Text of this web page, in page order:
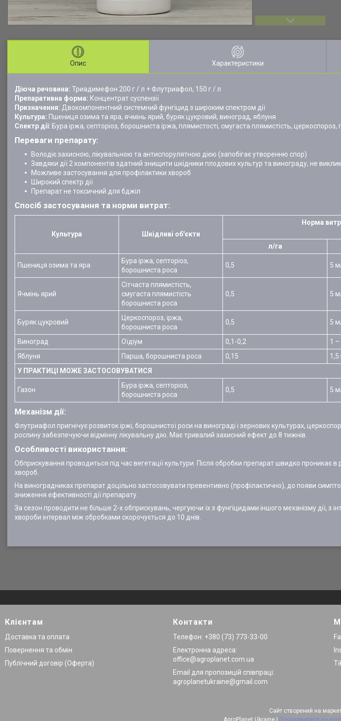
Опис Характеристики
Діюча речовина: Триадимефон 200 г / л + Флутриафол, 150 г / л
Препаративна форма: Концентрат суспензії
Призначення: Двокомпонентний системний фунгіцид з широким спектром дії
Культура: Пшениця озима та яра, ячмінь ярий, буряк цукровий, виноград, яблуня
Спектр дії: Бура іржа, септоріоз, борошниста іржа, плямистості, смугаста плямистість,
Переваги препарату:
Володіє захисною, лікувальною та антиспорулятною дією (запобігає утворенню спор)
Завдяки дії 2 компонентів здатний знищити шкідники плодових культур та винограду, не
Можливе застосування для профілактики хвороб
Широкий спектр дії
Препарат не токсичний для бджіл
Спосіб застосування та норми витрат:
Культура Шкідливі об'єкти
Норма
л/га
Пшениця озима та яра
Бура іржа, септоріоз,
борошниста роса
0,5 5
Ячмінь ярий
Сітчаста плямистість,
смугаста плямистість
борошниста роса
0,5 5
Буряк цукровий
Церкоспороз, іржа,
борошниста роса
0,5 5
Виноград Оїдіум 0,1-0,2 1 –
Яблуня
Парша, борошниста роса 0,15 1,5
У ПРАКТИЦІ МОЖЕ ЗАСТОСОВУВАТИСЯ
Газон
Бура іржа, септоріоз,
борошниста роса
0,5 5
Механізм дії:
Флутриафол пригнічує розвиток іржі, борошнистої роси на винограді і зернових культурах,
рослину забезпечуючи відмінну лікувальну дію. Має тривалий захисний ефект до 8 тижнів.
Особливості використання:
Обприскування проводиться під час вегетації культури. Після обробки препарат швидко проникає
хвороб.
На виноградниках препарат доцільно застосовувати превентивно (профілактично), до появи
зниження ефективності дії препарату.
За сезон проводити не більше 2-х обприскувань, чергуючи їх з фунгіцидами іншого механізму дії, з
хвороби інтервал між обробками скорочується до 10 днів.
Клієнтам
Доставка та оплата
Повернення та обмін
Публічний договір (Оферта)
Контакти
Телефон: +380 (73) 773-33-00
Електронна адреса:
office@agroplanet.com.ua
Email для пропозицій співпраці:
agroplanetukraine@gmail.com
Сайт створений на
Поскаржитися на